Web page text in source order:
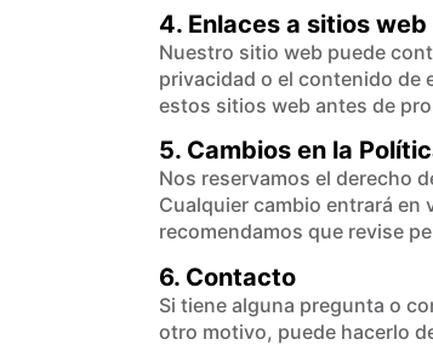
4. Enlaces a sitios
Nuestro sitio web puede
privacidad o el contenido de
estos sitios web antes de
5. Cambios en la
Nos reservamos el derecho
Cualquier cambio entrará
recomendamos que revise
6. Contacto
Si tiene alguna pregunta o
otro motivo, puede hacerlo